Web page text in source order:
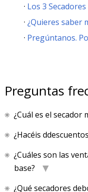
Los 3
¿Quieres saber
Pregúntanos.
Preguntas
¿Cuál es el secador
¿Hacéis
¿Cuáles son las
base?
¿Qué secadores